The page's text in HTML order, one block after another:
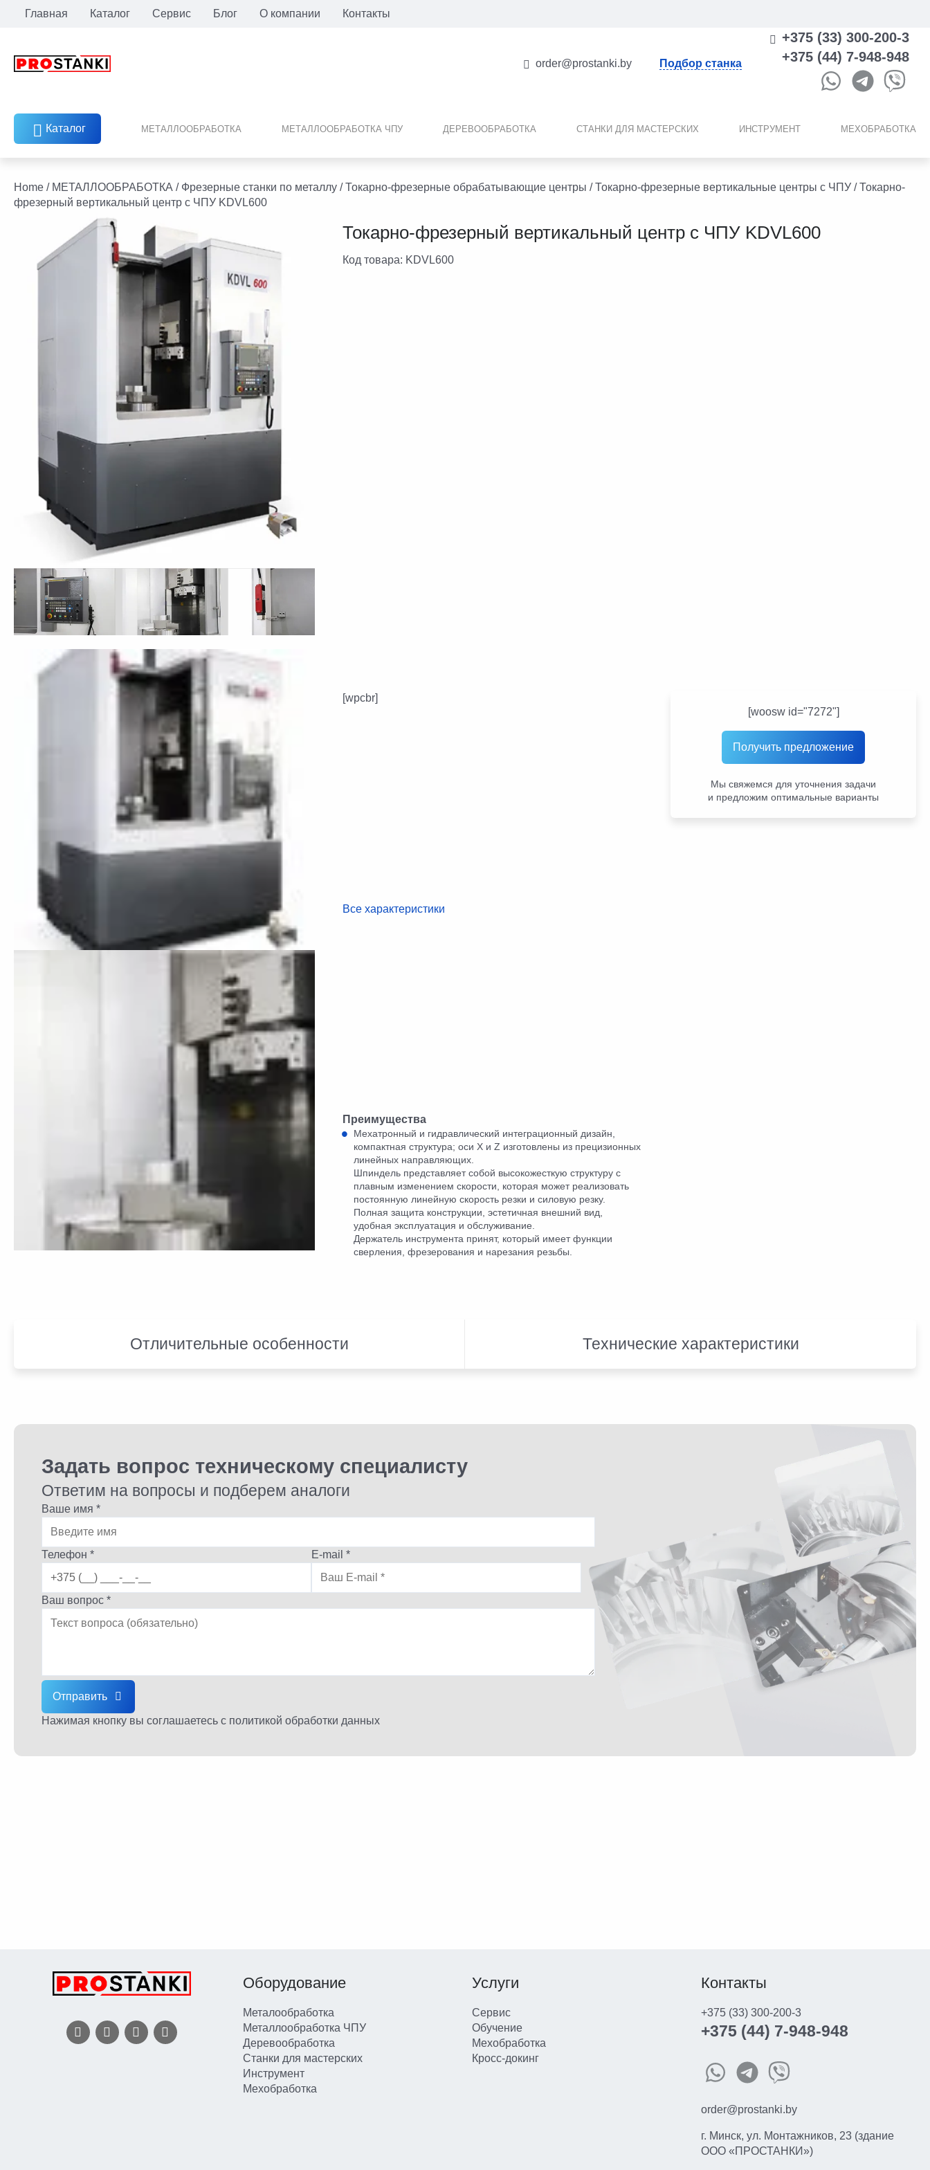
Перейти
Главная Каталог Сервис Блог О компании Контакты
order@prostanki.by Подбор станка
+375 (33) 300-200-3
+375 (44) 7-948-948
Каталог МЕТАЛЛООБРАБОТКА МЕТАЛЛООБРАБОТКА ЧПУ ДЕРЕВООБРАБОТКА СТАНКИ ДЛЯ МАСТЕРСКИХ ИНСТРУМЕНТ МЕХОБРАБОТКА
Home / МЕТАЛЛООБРАБОТКА / Фрезерные станки по металлу /Токарно-фрезерные обрабатывающие центры /Токарно-фрезерные вертикальные центры с ЧПУ / Токарно-
фрезерный вертикальный центр с ЧПУ KDVL600
Токарно-фрезерный вертикальный центр с ЧПУ KDVL600
Код товара: KDVL600
[woosw id="7272"]
Получить предложение
Мы свяжемся для уточнения задачи
и предложим оптимальные варианты
[wpcbr]
Все характеристики
Преимущества
Мехатронный и гидравлический интеграционный дизайн,
компактная структура; оси X и Z изготовлены из прецизионных
линейных направляющих.
Шпиндель представляет собой высокожесткую структуру с
плавным изменением скорости, которая может реализовать
постоянную линейную скорость резки и силовую резку.
Полная защита конструкции, эстетичная внешний вид,
удобная эксплуатация и обслуживание.
Держатель инструмента принят, который имеет функции
сверления, фрезерования и нарезания резьбы.
Отличительные особенности Технические характеристики
Задать вопрос техническому специалисту
Ответим на вопросы и подберем аналоги
Ваше имя *
Телефон * E-mail *
Ваш вопрос *
Отправить
Нажимая кнопку вы соглашаетесь с политикой обработки данных
Оборудование
Металообработка
Металлообработка ЧПУ
Деревообработка
Станки для мастерских
Инструмент
Мехобработка
Услуги
Сервис
Обучение
Мехобработка
Кросс-докинг
Контакты
+375 (33) 300-200-3
+375 (44) 7-948-948
order@prostanki.by
г. Минск, ул. Монтажников, 23 (здание
ООО «ПРОСТАНКИ»)